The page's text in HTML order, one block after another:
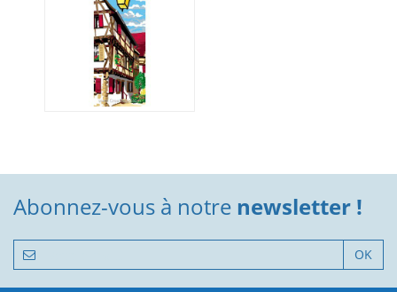
Abonnez-vous à notre newsletter !
OK